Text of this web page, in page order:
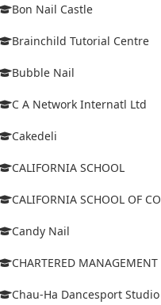
Bon Nail Castle
Brainchild Tutorial Centre
Bubble Nail
C A Network Internatl Ltd
Cakedeli
CALIFORNIA SCHOOL
CALIFORNIA SCHOOL OF
Candy Nail
CHARTERED
Chau-Ha Dancesport Studio